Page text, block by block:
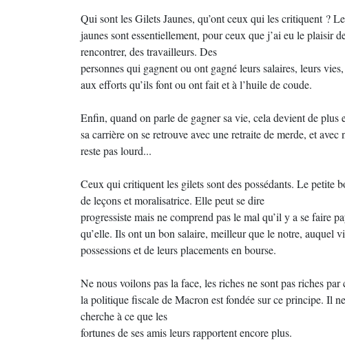
Qui sont les Gilets Jaunes, qu’ont ceux qui les critiquent ?
jaunes sont essentiellement, pour ceux que j’ai eu le plaisir
rencontrer, des travailleurs. Des
personnes qui gagnent ou ont gagné leurs salaires, leurs
aux efforts qu’ils font ou ont fait et à l’huile de coude.
Enfin, quand on parle de gagner sa vie, cela devient de
sa carrière on se retrouve avec une retraite de merde, et
reste pas lourd...
Ceux qui critiquent les gilets sont des possédants. Le petite
de leçons et moralisatrice. Elle peut se dire
progressiste mais ne comprend pas le mal qu’il y a se faire
qu’elle. Ils ont un bon salaire, meilleur que le notre, auquel
possessions et de leurs placements en bourse.
Ne nous voilons pas la face, les riches ne sont pas riches
la politique fiscale de Macron est fondée sur ce principe. Il
cherche à ce que les
fortunes de ses amis leurs rapportent encore plus.